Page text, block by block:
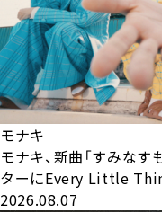
モナキ
モナキ、新曲「すみなす
ターにEvery Little
2026.08.07